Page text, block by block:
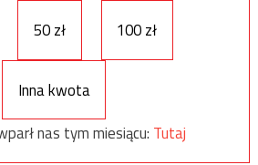
50 zł 100 zł
Inna kwota
nas tym miesiącu: Tutaj